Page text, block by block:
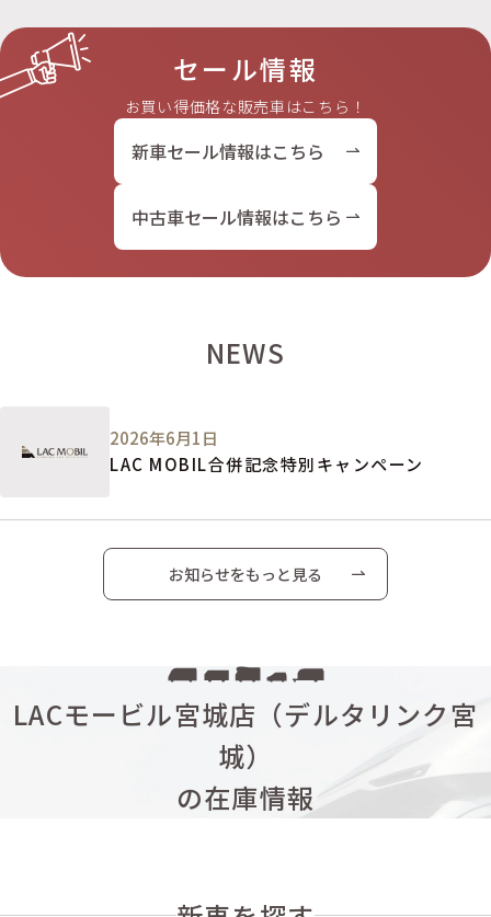
セール情報
お買い得価格な販売車はこちら！
新車セール情報はこちら
中古車セール情報はこちら
NEWS
2026年6月1日
LAC MOBIL合併記念特別キャンペーン
お知らせをもっと見る
LACモービル宮城店（デルタリンク宮
城）
の在庫情報